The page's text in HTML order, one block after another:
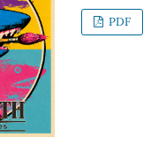
PDF